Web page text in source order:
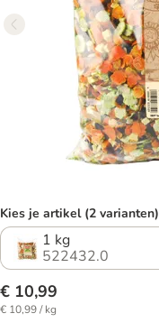
Kies je artikel (2 varianten)
1 kg
522432.0
€ 10,99
€ 10,99 / kg